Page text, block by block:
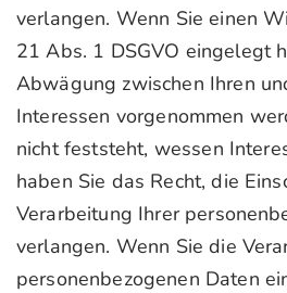
verlangen. Wenn Sie einen
21 Abs. 1 DSGVO eingelegt
Abwägung zwischen Ihren
Interessen vorgenommen
nicht feststeht, wessen
haben Sie das Recht, die
Verarbeitung Ihrer
verlangen. Wenn Sie die
personenbezogenen Daten